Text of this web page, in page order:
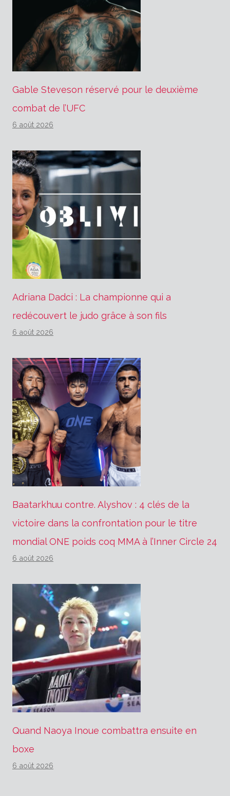
Gable Steveson réservé pour le deuxième
combat de l’UFC
6 août 2026
Adriana Dadci : La championne qui a
redécouvert le judo grâce à son fils
6 août 2026
Baatarkhuu contre. Alyshov : 4 clés de la
victoire dans la confrontation pour le titre
mondial ONE poids coq MMA à l’Inner Circle 24
6 août 2026
Quand Naoya Inoue combattra ensuite en
boxe
6 août 2026